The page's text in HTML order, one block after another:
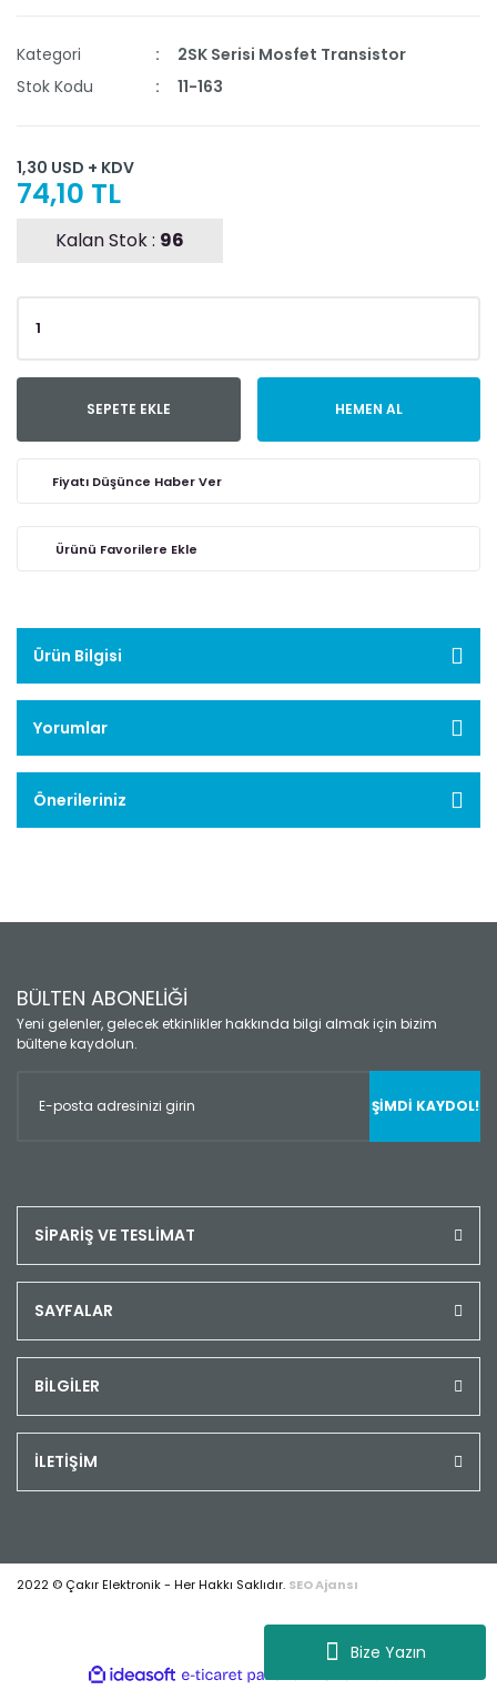
Bize Yazın
Kategori
2SK Serisi Mosfet Transistor
Stok Kodu
11-163
1,30 USD + KDV
74,10 TL
Kalan Stok : 96
SEPETE EKLE HEMEN AL
Fiyatı Düşünce Haber Ver
Ürün Bilgisi
Yorumlar
Önerileriniz
BÜLTEN ABONELİĞİ
Yeni gelenler, gelecek etkinlikler hakkında bilgi almak için bizim
bültene kaydolun.
ŞİMDİ KAYDOL!
SİPARİŞ VE TESLİMAT
SAYFALAR
BİLGİLER
İLETİŞİM
2022 © Çakır Elektronik - Her Hakkı Saklıdır. SEO Ajansı
ideasoft